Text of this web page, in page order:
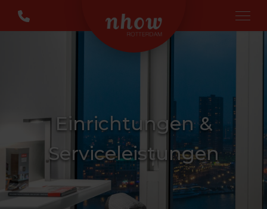
Einrichtungen &
Serviceleistungen